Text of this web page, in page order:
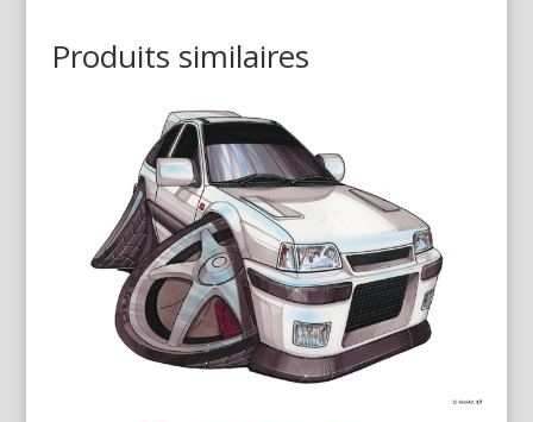
Produits similaires